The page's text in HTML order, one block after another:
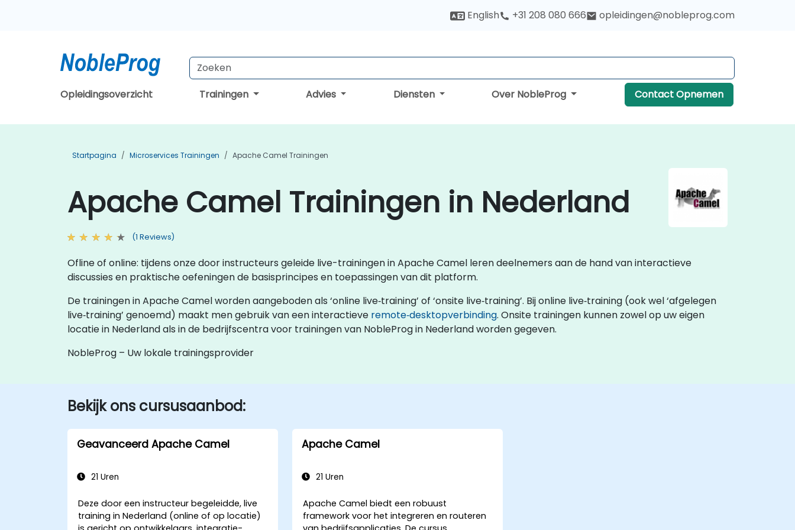
English +31 208 080 666 opleidingen@nobleprog.com
Opleidingsoverzicht Trainingen Advies Diensten Over NobleProg Contact Opnemen
Startpagina Microservices Trainingen Apache Camel Trainingen
Apache Camel Trainingen in Nederland
(1 Reviews)
Ofline of online: tijdens onze door instructeurs geleide live-trainingen in Apache Camel leren deelnemers aan de hand van interactieve
discussies en praktische oefeningen de basisprincipes en toepassingen van dit platform.
De trainingen in Apache Camel worden aangeboden als ‘online live‑training’ of ‘onsite live‑training’. Bij online live‑training (ook wel ‘afgelegen
live‑training’ genoemd) maakt men gebruik van een interactieve remote‑desktopverbinding. Onsite trainingen kunnen zowel op uw eigen
locatie in Nederland als in de bedrijfscentra voor trainingen van NobleProg in Nederland worden gegeven.
NobleProg – Uw lokale trainingsprovider
Bekijk ons cursusaanbod:
Geavanceerd Apache Camel
21 Uren
Deze door een instructeur begeleidde, live
training in Nederland (online of op locatie)
Apache Camel
21 Uren
Apache Camel biedt een robuust
framework voor het integreren en routeren